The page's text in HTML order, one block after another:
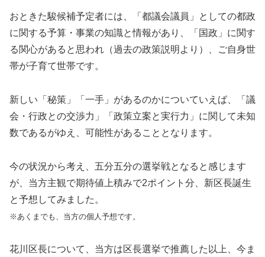
おときた駿候補予定者には、「都議会議員」としての都政
に関する予算・事業の知識と情報があり、「国政」に関す
る関心があると思われ（過去の政策説明より）、ご自身世
帯が子育て世帯です。
新しい「秘策」「一手」があるのかについていえば、「議
会・行政との交渉力」「政策立案と実行力」に関して未知
数であるがゆえ、可能性があることとなります。
今の状況から考え、五分五分の選挙戦となると感じます
が、当方主観で期待値上積みで2ポイント分、新区長誕生
と予想してみました。
※あくまでも、当方の個人予想です。
花川区長について、当方は区長選挙で推薦した以上、今ま